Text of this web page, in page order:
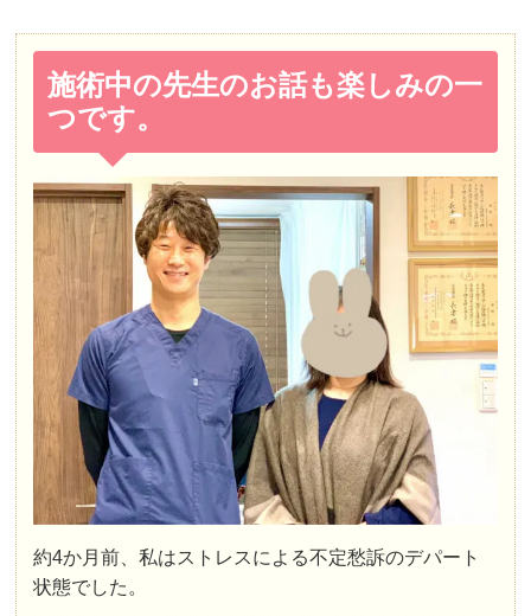
施術中の先生のお話も楽しみの一
つです。
約4か月前、私はストレスによる不定愁訴のデパート
状態でした。